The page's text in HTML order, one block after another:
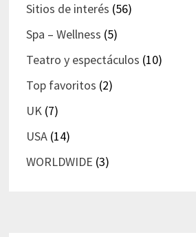
Sitios de interés (56)
Spa – Wellness (5)
Teatro y espectáculos (10)
Top favoritos (2)
UK(7)
USA(14)
WORLDWIDE (3)